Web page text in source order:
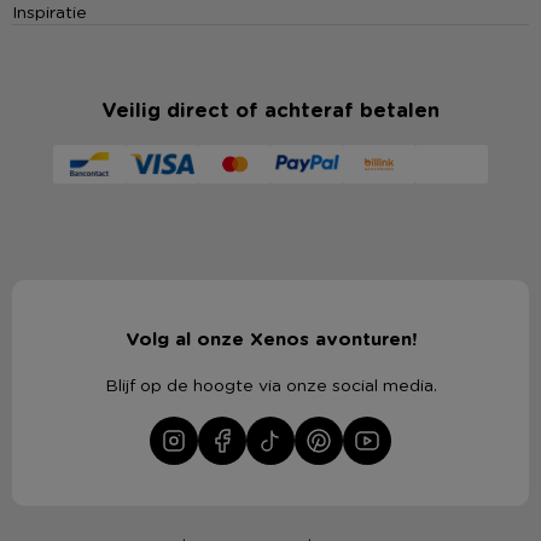
Inspiratie
Veilig direct of achteraf betalen
Volg al onze Xenos avonturen!
Blijf op de hoogte via onze social media.